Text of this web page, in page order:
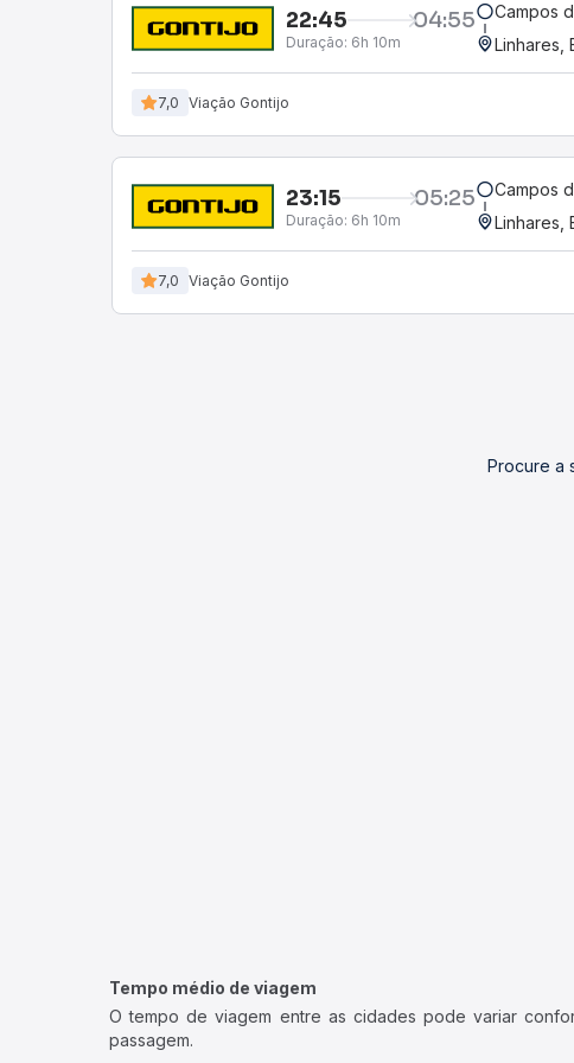
22:45 04:55
Duração: 6h 10m
Campos
Linhares,
7,0 Viação Gontijo
23:15 05:25
Duração: 6h 10m
Campos
Linhares,
7,0 Viação Gontijo
Procure a
Tempo médio de viagem
O tempo de viagem entre as cidades pode variar
passagem.